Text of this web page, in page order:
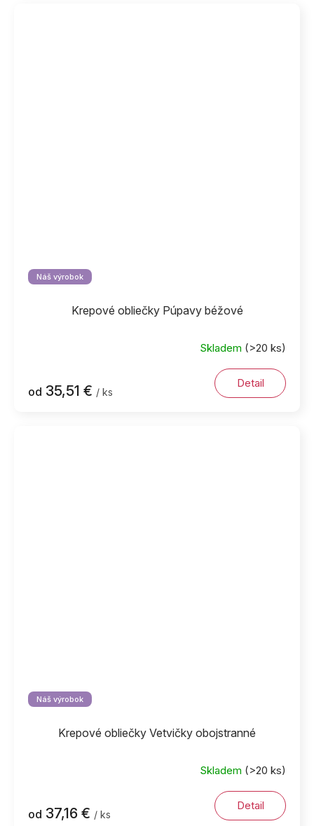
Náš výrobok
Krepové obliečky Púpavy béžové
Skladem (>20 ks)
od 35,51 € / ks
Detail
Náš výrobok
Krepové obliečky Vetvičky obojstranné
je
Skladem (>20 ks)
od 37,16 € / ks
Detail